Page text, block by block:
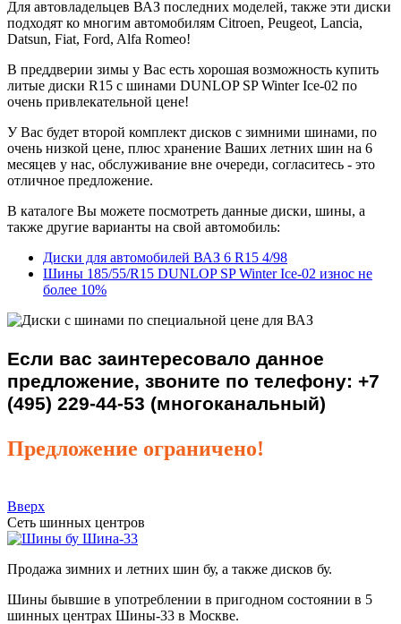
Для автовладельцев ВАЗ последних моделей, также эти диски
подходят ко многим автомобилям Citroen, Peugeot, Lancia,
Datsun, Fiat, Ford, Alfa Romeo!
В преддверии зимы у Вас есть хорошая возможность купить
литые диски R15 с шинами DUNLOP SP Winter Ice-02 по
очень привлекательной цене!
У Вас будет второй комплект дисков с зимними шинами, по
очень низкой цене, плюс хранение Ваших летних шин на 6
месяцев у нас, обслуживание вне очереди, согласитесь - это
отличное предложение.
В каталоге Вы можете посмотреть данные диски, шины, а
также другие варианты на свой автомобиль:
Диски для автомобилей ВАЗ 6 R15 4/98
Шины 185/55/R15 DUNLOP SP Winter Ice-02 износ не
более 10%
Если вас заинтересовало данное
предложение, звоните по телефону: +7
(495) 229-44-53 (многоканальный)
Предложение ограничено!
Вверх
Сеть шинных центров
Шина-33
Продажа зимних и летних шин бу, а также дисков бу.
Шины бывшие в употреблении в пригодном состоянии в 5
шинных центрах Шины-33 в Москве.